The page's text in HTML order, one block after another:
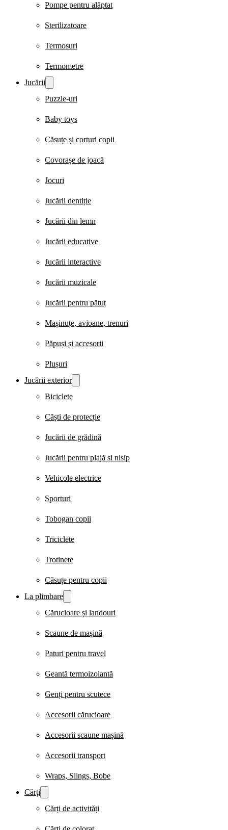
Pompe pentru alăptat
Sterilizatoare
Termosuri
Termometre
Jucării
Puzzle-uri
Baby toys
Căsuțe și corturi copii
Covorașe de joacă
Jocuri
Jucării dentiție
Jucării din lemn
Jucării educative
Jucării interactive
Jucării muzicale
Jucării pentru pătuț
Mașinuțe, avioane, trenuri
Păpuși și accesorii
Plușuri
Jucării exterior
Biciclete
Căști de protecție
Jucării de grădină
Jucării pentru plajă și nisip
Vehicole electrice
Sporturi
Tobogan copii
Triciclete
Trotinete
Căsuțe pentru copii
La plimbare
Cărucioare și landouri
Scaune de mașină
Paturi pentru travel
Geantă termoizolantă
Genți pentru scutece
Accesorii cărucioare
Accesorii scaune mașină
Accesorii transport
Wraps, Slings, Bobe
Cărți
Cărți de activități